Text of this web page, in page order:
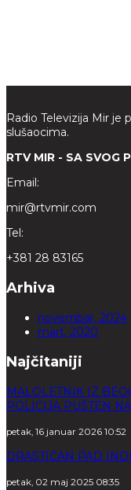
Radio Televizija Mir je
slušaocima.
RTV MIR - SA SVOG
Email:
mir@rtvmir.com
Tel:
+381 28 83165
Arhiva
novembar, 2024
mart, 2020
Najčitaniji
MALOLETNIK IZ
POLICIJA PUŠTEN
petak, 16 januar 2026 10:52
DRASTIČAN PAD
petak, 02 maj 2025 08:35